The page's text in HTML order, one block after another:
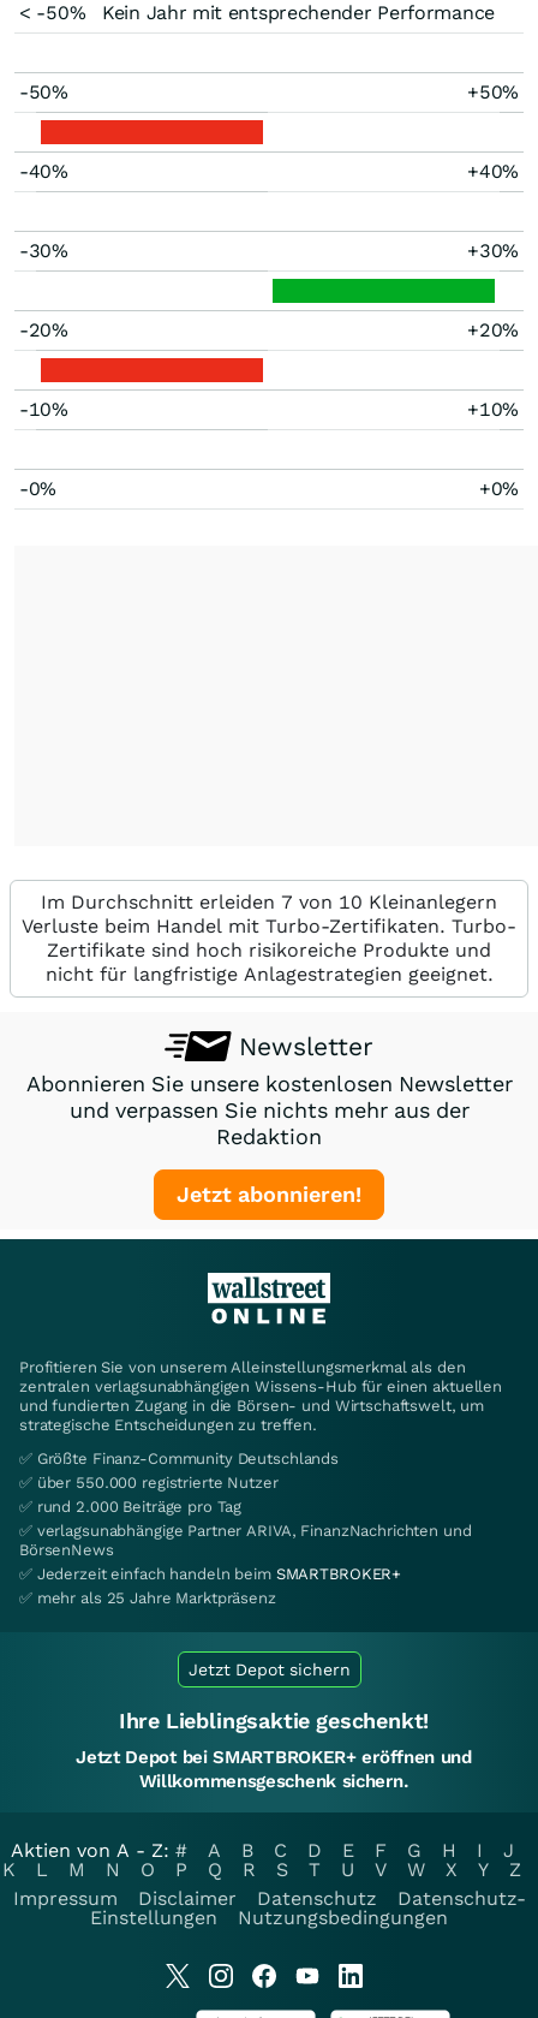
< -50%
Kein Jahr mit entsprechender Performance
-50% +50%
-40% +40%
-30% +30%
-20% +20%
-10% +10%
-0% +0%
Im Durchschnitt erleiden 7 von 10 Kleinanlegern
Verluste beim Handel mit Turbo-Zertifikaten. Turbo-
Zertifikate sind hoch risikoreiche Produkte und
nicht für langfristige Anlagestrategien geeignet.
Newsletter
Abonnieren Sie unsere kostenlosen Newsletter
und verpassen Sie nichts mehr aus der
Redaktion
Jetzt abonnieren!
Profitieren Sie von unserem Alleinstellungsmerkmal als den
zentralen verlagsunabhängigen Wissens-Hub für einen aktuellen
und fundierten Zugang in die Börsen- und Wirtschaftswelt, um
strategische Entscheidungen zu treffen.
✅ Größte Finanz-Community Deutschlands
✅ über 550.000 registrierte Nutzer
✅ rund 2.000 Beiträge pro Tag
✅ verlagsunabhängige Partner ARIVA, FinanzNachrichten und
BörsenNews
✅ Jederzeit einfach handeln beim SMARTBROKER+
✅ mehr als 25 Jahre Marktpräsenz
Jetzt Depot sichern
Ihre Lieblingsaktie geschenkt!
Jetzt Depot bei SMARTBROKER+ eröffnen und
Willkommensgeschenk sichern.
Aktien von A - Z: # A B C D E F G H I
J
K
L M N O P Q R S T U V W X Y
Z
Impressum
Disclaimer Datenschutz
Datenschutz-
Einstellungen
Nutzungsbedingungen